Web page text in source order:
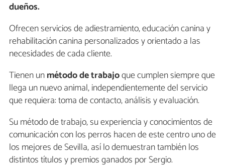
dueños.
Ofrecen servicios de adiestramiento, educación canina y
rehabilitación canina personalizados y orientado a las
necesidades de cada cliente.
Tienen unmétodo de trabajoque cumplen siempre que
llega un nuevo animal, independientemente del servicio
que requiera: toma de contacto, análisis y evaluación.
Su método de trabajo, su experiencia y conocimientos de
comunicación con los perros hacen de este centro uno de
los mejores de Sevilla, así lo demuestran también los
distintos títulos y premios ganados por Sergio.